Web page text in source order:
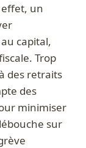
un
capital,
Trop
des retraits
des
minimiser
sur